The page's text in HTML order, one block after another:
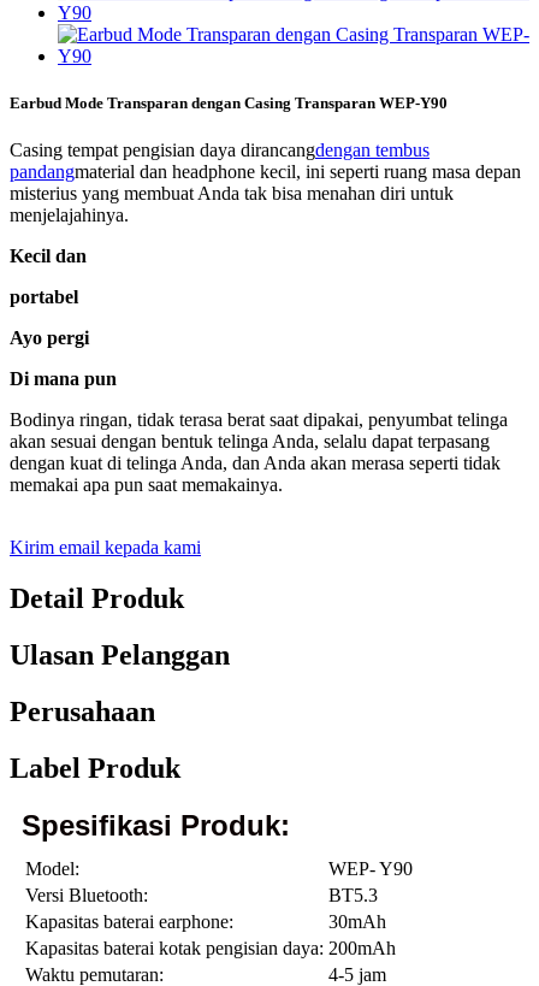
Earbud Mode Transparan dengan Casing Transparan WEP-Y90
Casing tempat pengisian daya dirancangdengan tembus
pandangmaterial dan headphone kecil, ini seperti ruang masa depan
misterius yang membuat Anda tak bisa menahan diri untuk
menjelajahinya.
Kecil dan
portabel
Ayo pergi
Di mana pun
Bodinya ringan, tidak terasa berat saat dipakai, penyumbat telinga
akan sesuai dengan bentuk telinga Anda, selalu dapat terpasang
dengan kuat di telinga Anda, dan Anda akan merasa seperti tidak
memakai apa pun saat memakainya.
Kirim email kepada kami
Detail Produk
Ulasan Pelanggan
Perusahaan
Label Produk
Spesifikasi Produk:
Model:
WEP- Y90
Versi Bluetooth:
BT5.3
Kapasitas baterai earphone:
30mAh
Kapasitas baterai kotak pengisian daya: 200mAh
Waktu pemutaran:
4-5 jam